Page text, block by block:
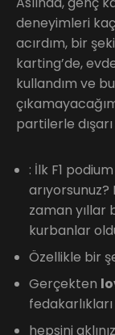
deneyimleri
acırdım, bir
karting’de,
kullandım ve
partilerle
: İlk F1
arıyorsunuz?
zaman yıllar
kurbanlar
Özellikle bir
Gerçekten
hepsini